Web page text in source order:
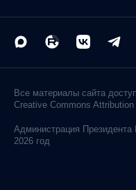
Все материалы сайта
Creative Commons Attribution
Администрация Президента
2026 год